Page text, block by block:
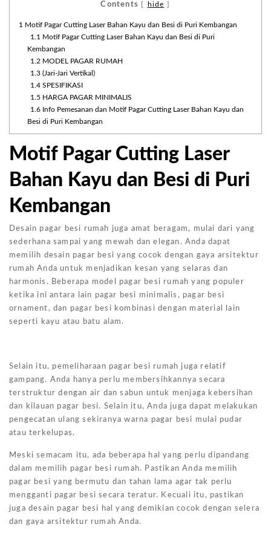
Contents hide
1
Motif Pagar Cutting Laser Bahan Kayu dan Besi di Puri Kembangan
1.1
Motif Pagar Cutting Laser Bahan Kayu dan Besi di Puri
Kembangan
1.2 MODEL PAGAR RUMAH
1.3(Jari-Jari Vertikal)
1.4SPESIFIKASI
1.5 HARGA PAGAR MINIMALIS
1.6Info Pemesanan dan Motif Pagar Cutting Laser Bahan Kayu dan
Besi di Puri Kembangan
Motif Pagar Cutting Laser
Bahan Kayu dan Besi di Puri
Kembangan
Desain pagar besi rumah juga amat beragam, mulai dari yang
sederhana sampai yang mewah dan elegan. Anda dapat
memilih desain pagar besi yang cocok dengan gaya arsitektur
rumah Anda untuk menjadikan kesan yang selaras dan
harmonis. Beberapa model pagar besi rumah yang populer
ketika ini antara lain pagar besi minimalis, pagar besi
ornament, dan pagar besi kombinasi dengan material lain
seperti kayu atau batu alam.
Selain itu, pemeliharaan pagar besi rumah juga relatif
gampang. Anda hanya perlu membersihkannya secara
terstruktur dengan air dan sabun untuk menjaga kebersihan
dan kilauan pagar besi. Selain itu, Anda juga dapat melakukan
pengecatan ulang sekiranya warna pagar besi mulai pudar
atau terkelupas.
Meski semacam itu, ada beberapa hal yang perlu dipandang
dalam memilih pagar besi rumah. Pastikan Anda memilih
pagar besi yang bermutu dan tahan lama agar tak perlu
mengganti pagar besi secara teratur. Kecuali itu, pastikan
juga desain pagar besi hal yang demikian cocok dengan selera
dan gaya arsitektur rumah Anda.